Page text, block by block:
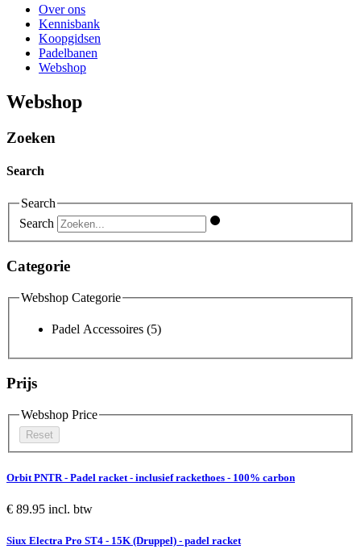
Over ons
Kennisbank
Koopgidsen
Padelbanen
Webshop
Webshop
Zoeken
Search
Search
Search
Categorie
Webshop Categorie
Padel Accessoires (5)
Prijs
Webshop Price
Reset
Orbit PNTR - Padel racket - inclusief rackethoes - 100% carbon
€ 89.95 incl. btw
Siux Electra Pro ST4 - 15K (Druppel) - padel racket